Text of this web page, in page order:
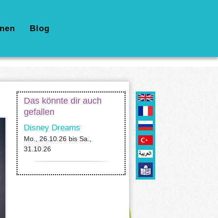
Blog
Das könnte dir auch
gefallen
Disney Dreams
Mo., 26.10.26 bis Sa.,
31.10.26